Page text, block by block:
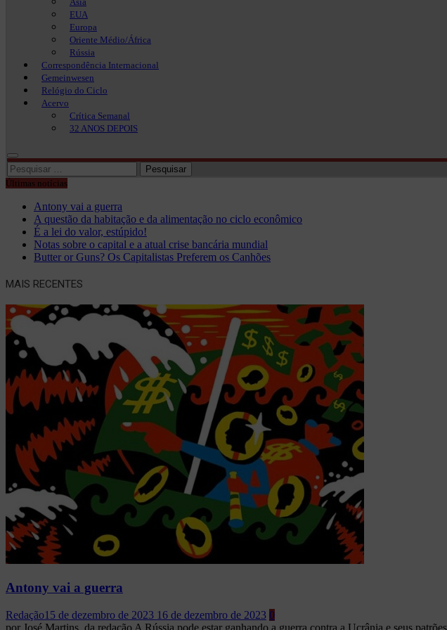
EUA
Europa
Oriente Médio/África
Rússia
Correspondência Internacional
Gemeinwesen
Relógio do Ciclo
Acervo
Crítica Semanal
32 ANOS DEPOIS
Pesquisar
por:
Últimas notícias
Antony vai a guerra
A questão da habitação e da alimentação no ciclo econômico
É a lei do valor, estúpido!
Notas sobre o capital e a atual crise bancária mundial
Butter or Guns? Os Capitalistas Preferem os Canhões
MAIS RECENTES
Antony vai a guerra
Redação15 de dezembro de 2023 16 de dezembro de 2023 0
por José Martins, da redação A Rússia pode estar ganhando a guerra contra a Ucrânia e seus